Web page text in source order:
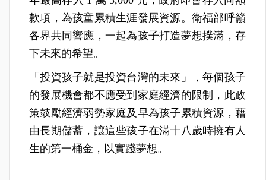
款項，為孩童累積生涯發展資源。衛福部呼籲
各界共同響應，一起為孩子打造夢想撲滿，存
下未來的希望。
「投資孩子就是投資台灣的未來」，每個孩子
的發展機會都不應受到家庭經濟的限制，此政
策鼓勵經濟弱勢家庭及早為孩子累積資源，藉
由長期儲蓄，讓這些孩子在滿十八歲時擁有人
生的第一桶金，以實踐夢想。